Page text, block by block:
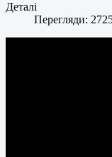
Деталі
Перегляди: